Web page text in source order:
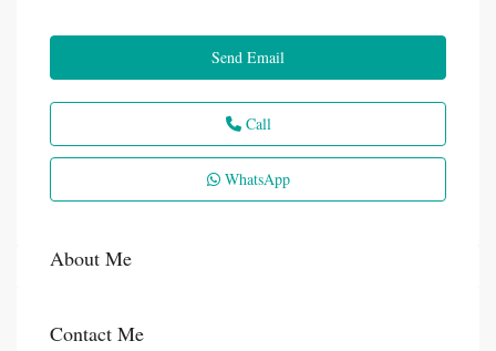
Send Email
Call
WhatsApp
About Me
Contact Me